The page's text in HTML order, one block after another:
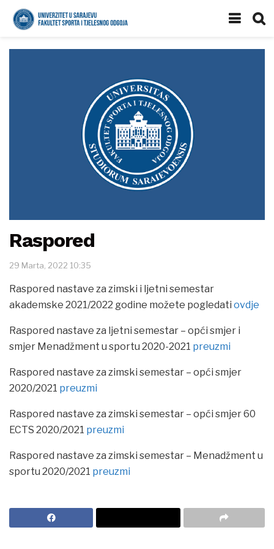
Raspored
29 Marta, 2022 10:35
Raspored nastave za zimski i ljetni semestar
akademske 2021/2022 godine možete pogledati ovdje
Raspored nastave za ljetni semestar – opći smjer i
smjer Menadžment u sportu 2020-2021 preuzmi
Raspored nastave za zimski semestar – opći smjer
2020/2021 preuzmi
Raspored nastave za zimski semestar – opći smjer 60
ECTS 2020/2021 preuzmi
Raspored nastave za zimski semestar – Menadžment u
sportu 2020/2021 preuzmi